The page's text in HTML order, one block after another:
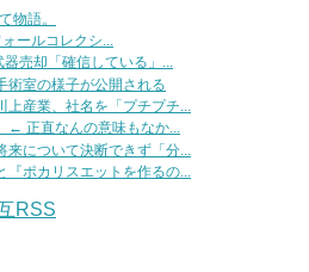
物語。
ールコレクシ...
売却「確信している」...
術室の様子が公開される
上産業、社名を「プチプチ...
← 正直なんの意味もなか...
について決断できず「分...
『ポカリスエットを作るの...
RSS